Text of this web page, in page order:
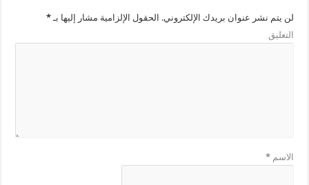
لن يتم نشر عنوان بريدك الإلكتروني. الحقول الإلزامية مشار إليها بـ*
التعليق
الاسم*